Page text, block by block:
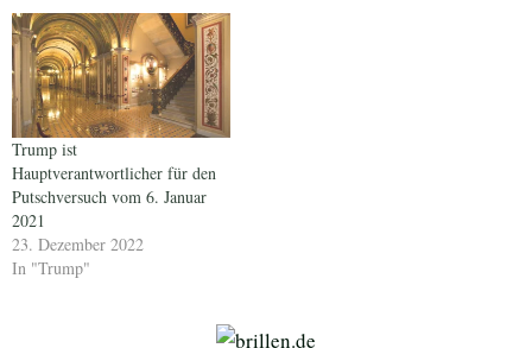
Trump ist
Hauptverantwortlicher für den
Putschversuch vom 6. Januar
2021
23. Dezember 2022
In "Trump"